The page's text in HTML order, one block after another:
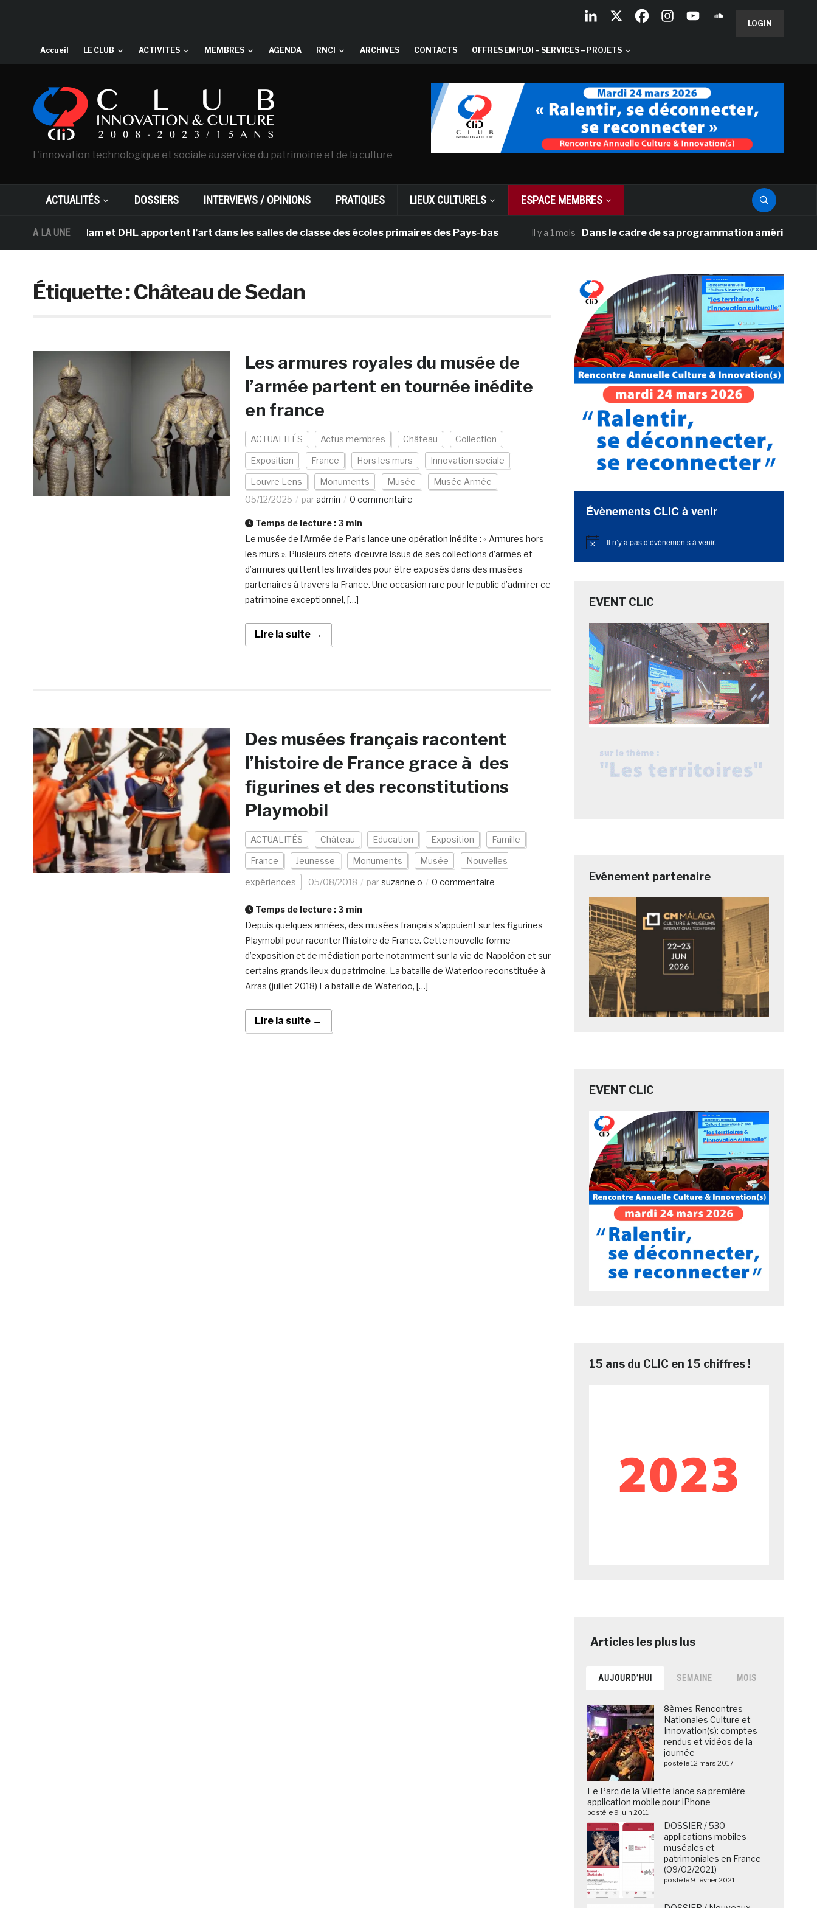
LOGIN
Accueil LE CLUB ACTIVITES MEMBRES AGENDA RNCI ARCHIVES CONTACTS OFFRES EMPLOI – SERVICES – PROJETS
L'innovation technologique et sociale au service du patrimoine et de la culture
ACTUALITÉS DOSSIERS INTERVIEWS / OPINIONS PRATIQUES LIEUX CULTURELS ESPACE MEMBRES
A LA UNE
d’Amsterdam et DHL apportent l’art dans les salles de classe des écoles primaires des Pays-bas il y a 1 mois Dans le cadre de sa programmation américaine,
Étiquette :Château de Sedan
Les armures royales du musée de
l’armée partent en tournée inédite
en france
ACTUALITÉS Actus membres Château Collection
Exposition France Hors les murs Innovation sociale
Louvre Lens Monuments Musée
Musée Armée
05/12/2025
paradmin 0 commentaire
Temps de lecture : 3 min
Le musée de l’Armée de Paris lance une opération inédite : « Armures hors
les murs ». Plusieurs chefs-d’œuvre issus de ses collections d’armes et
d’armures quittent les Invalides pour être exposés dans des musées
partenaires à travers la France. Une occasion rare pour le public d’admirer ce
patrimoine exceptionnel, […]
Lire la suite →
Des musées français racontent
l’histoire de France grace à des
figurines et des reconstitutions
Playmobil
ACTUALITÉS Château Education Exposition Famille
France Jeunesse Monuments Musée Nouvelles
expériences 05/08/2018 parsuzanne o 0 commentaire
Temps de lecture : 3 min
Depuis quelques années, des musées français s’appuient sur les figurines
Playmobil pour raconter l’histoire de France. Cette nouvelle forme
d’exposition et de médiation porte notamment sur la vie de Napoléon et sur
certains grands lieux du patrimoine. La bataille de Waterloo reconstituée à
Arras (juillet 2018) La bataille de Waterloo, […]
Lire la suite →
Évènements CLIC à venir
Notice Il n’y a pas d’évènements à venir.
EVENT CLIC
Evénement partenaire
EVENT CLIC
15 ans du CLIC en 15 chiffres !
AUJOURD’HUI SEMAINE MOIS
8èmes Rencontres
Nationales Culture et
Innovation(s): comptes-
rendus et vidéos de la
journée
posté le 12 mars 2017
Le Parc de la Villette lance sa première
application mobile pour iPhone
posté le 9 juin 2011
DOSSIER / 530
applications mobiles
muséales et
patrimoniales en France
(09/02/2021)
posté le 9 février 2021